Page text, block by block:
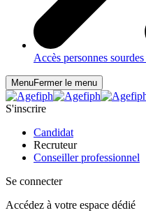
Accès personnes
MenuFermer le menu
S'inscrire
Candidat
Recruteur
Conseiller professionnel
Se connecter
Accédez à votre espace dédié